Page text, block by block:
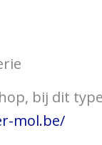
bij dit
mol.be/